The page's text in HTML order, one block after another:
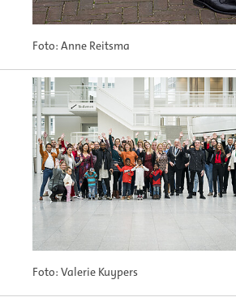
Foto: Anne Reitsma
Foto: Valerie Kuypers